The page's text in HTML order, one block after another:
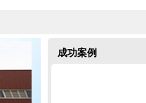
[2017-11-01]
成功案例